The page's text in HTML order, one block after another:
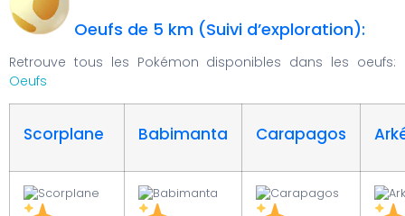
Oeufs de 5 km (Suivi d’exploration):
Retrouve tous les Pokémon disponibles dans les oeufs:
Oeufs
Scorplane Babimanta Carapagos